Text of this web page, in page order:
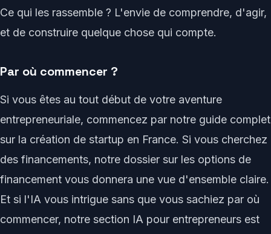
Ce qui les rassemble ? L'envie de comprendre, d'agir,
et de construire quelque chose qui compte.
Par où commencer ?
Si vous êtes au tout début de votre aventure
entrepreneuriale, commencez par notre guide complet
sur la création de startup en France. Si vous cherchez
des financements, notre dossier sur les options de
financement vous donnera une vue d'ensemble claire.
Et si l'IA vous intrigue sans que vous sachiez par où
commencer, notre section IA pour entrepreneurs est